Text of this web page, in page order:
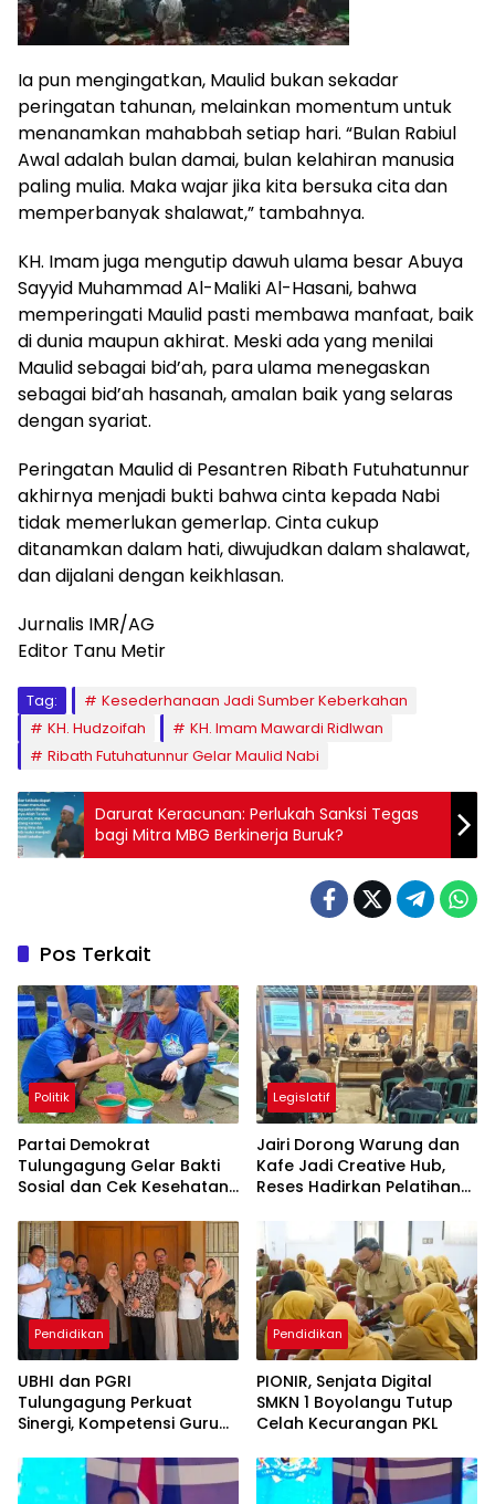
Ia pun mengingatkan, Maulid bukan sekadar
peringatan tahunan, melainkan momentum untuk
menanamkan mahabbah setiap hari. “Bulan Rabiul
Awal adalah bulan damai, bulan kelahiran manusia
paling mulia. Maka wajar jika kita bersuka cita dan
memperbanyak shalawat,” tambahnya.
KH. Imam juga mengutip dawuh ulama besar Abuya
Sayyid Muhammad Al-Maliki Al-Hasani, bahwa
memperingati Maulid pasti membawa manfaat, baik
di dunia maupun akhirat. Meski ada yang menilai
Maulid sebagai bid’ah, para ulama menegaskan
sebagai bid’ah hasanah, amalan baik yang selaras
dengan syariat.
Peringatan Maulid di Pesantren Ribath Futuhatunnur
akhirnya menjadi bukti bahwa cinta kepada Nabi
tidak memerlukan gemerlap. Cinta cukup
ditanamkan dalam hati, diwujudkan dalam shalawat,
dan dijalani dengan keikhlasan.
Jurnalis IMR/AG
Editor Tanu Metir
Tag:
Kesederhanaan Jadi Sumber Keberkahan
KH. Hudzoifah
KH. Imam Mawardi Ridlwan
Ribath Futuhatunnur Gelar Maulid Nabi
Darurat Keracunan: Perlukah Sanksi Tegas
bagi Mitra MBG Berkinerja Buruk?
Pos Terkait
Politik
Partai Demokrat
Tulungagung Gelar Bakti
Sosial dan Cek Kesehatan
Legislatif
Jairi Dorong Warung dan
Kafe Jadi Creative Hub,
Reses Hadirkan Pelatihan
Pendidikan
UBHI dan PGRI
Tulungagung Perkuat
Sinergi, Kompetensi Guru
Pendidikan
PIONIR, Senjata Digital
SMKN 1 Boyolangu Tutup
Celah Kecurangan PKL